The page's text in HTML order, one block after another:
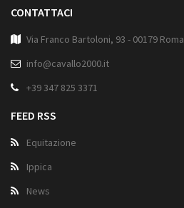
CONTATTACI
Via Franco Bartoloni, 93 - 00179 Roma
info@cavallo2000.it
+39 347 825 3371
FEED RSS
Equitazione
Ippica
News